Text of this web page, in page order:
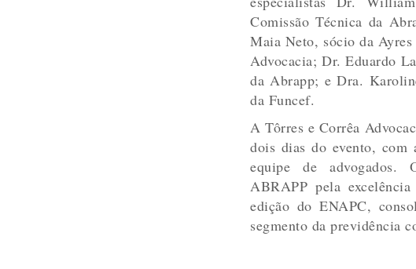
Comissão Técnica da
Maia Neto, sócio da
Advocacia; Dr. Eduardo
da Abrapp; e Dra.
da Funcef.
A Tôrres e Corrêa
dois dias do evento, com
equipe de advogados.
ABRAPP pela
edição do ENAPC,
segmento da previdência